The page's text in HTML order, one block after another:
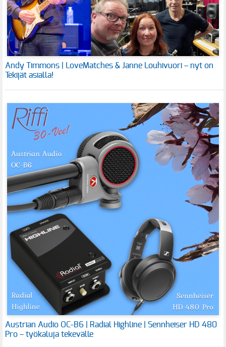
Andy Timmons | LoveMatches & Janne Louhivuori – nyt on
Tekijät asialla!
Austrian Audio OC-B6 | Radial Highline | Sennheiser HD 480
Pro – työkaluja tekevälle